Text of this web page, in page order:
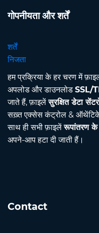
गोपनीयता और शर्तें
शर्तें
निजता
हम प्रक्रिया के हर चरण में
अपलोड और डाउनलोड SSL/
जाते हैं, फ़ाइलेंसुरक्षित डेटा
सख़्त एक्सेस कंट्रोल &
साथ ही सभी फ़ाइलेंरूपांतरण के
अपने-आप हटा दी जाती हैं।
Contact